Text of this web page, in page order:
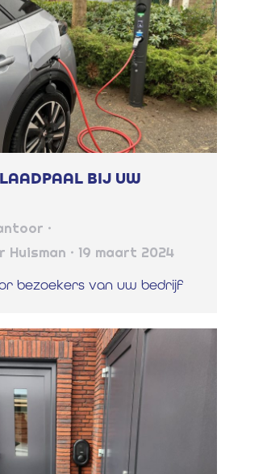
BIJ UW
Huisman 19 maart 2024
bezoekers van uw bedrijf